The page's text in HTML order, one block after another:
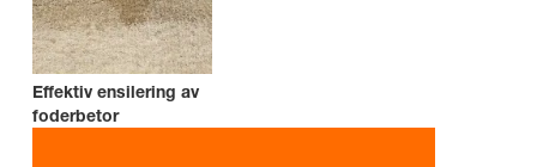
Effektiv ensilering av
foderbetor